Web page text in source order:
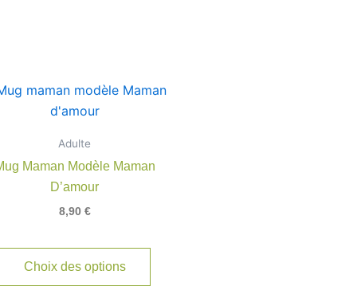
Adulte
Maman Modèle Maman
D’amour
8,90 €
Choix des options